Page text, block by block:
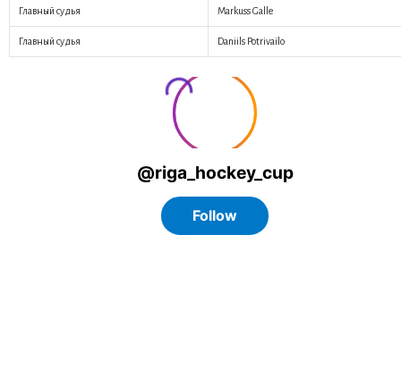
Главный судья Markuss Galle
Главный судья Daniils Potrivailo